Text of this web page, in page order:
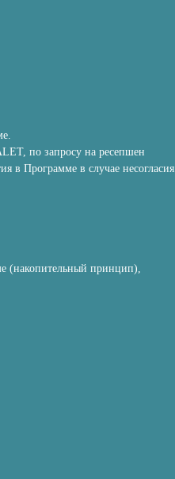
по запросу на ресепшен
в Программе в случае несогласия
(накопительный принцип),